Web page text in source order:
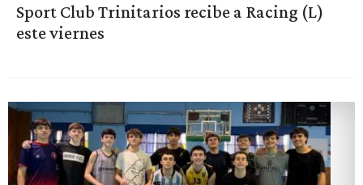
Sport Club Trinitarios recibe a Racing (L)
este viernes